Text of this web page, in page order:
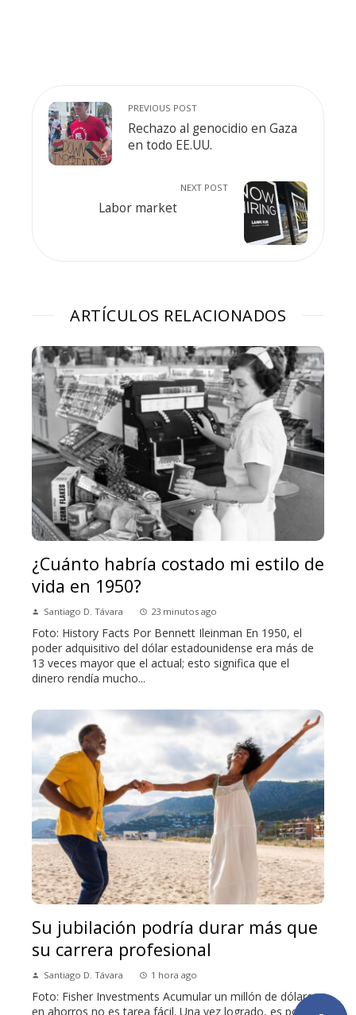
PREVIOUS POST
Rechazo al genocidio en Gaza
en todo EE.UU.
NEXT POST
Labor market
ARTÍCULOS RELACIONADOS
¿Cuánto habría costado mi estilo de
vida en 1950?
Santiago D. Távara 23 minutos ago
Foto: History Facts Por Bennett Ileinman En 1950, el
poder adquisitivo del dólar estadounidense era más de
13 veces mayor que el actual; esto significa que el
dinero rendía mucho...
Su jubilación podría durar más que
su carrera profesional
Santiago D. Távara 1 hora ago
Foto: Fisher Investments Acumular un millón de dólares
en ahorros no es tarea fácil. Una vez logrado, es posible